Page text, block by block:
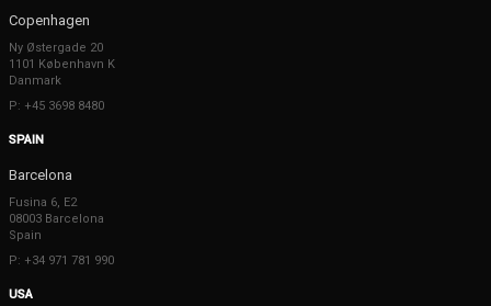
Copenhagen
Ny Østergade 20
1101 København K
Danmark
P: +45 3698 8480
SPAIN
Barcelona
Fusina 6, E2
08003 Barcelona
Spain
P: +34 971 781 990
USA